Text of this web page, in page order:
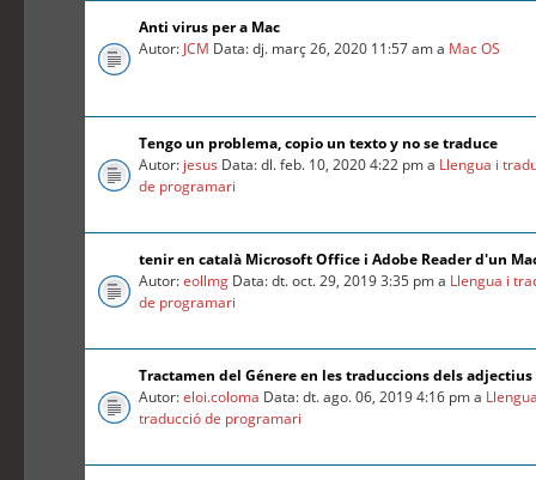
Anti virus per a Mac
Autor: JCM Data: dj. març 26, 2020 11:57 am a Mac OS
Tengo un problema, copio un texto y no se traduce
Autor: jesus Data: dl. feb. 10, 2020 4:22 pm a Llengua i
de programari
tenir en català Microsoft Office i Adobe Reader d'un
Autor:eollmg Data: dt. oct. 29, 2019 3:35 pm a Llengua i
de programari
Tractamen del Génere en les traduccions dels adjectius
Autor:eloi.coloma Data: dt. ago. 06, 2019 4:16 pm a
traducció de programari